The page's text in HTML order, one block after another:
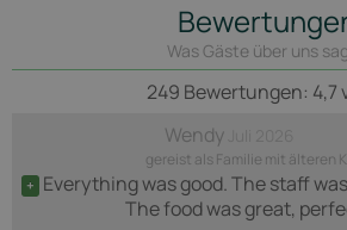
Was Gäste über uns
249 Bewertungen: 4,7
Wendy
gereist als Familie mit älteren
+ Everything was good. The staff
The food was great,